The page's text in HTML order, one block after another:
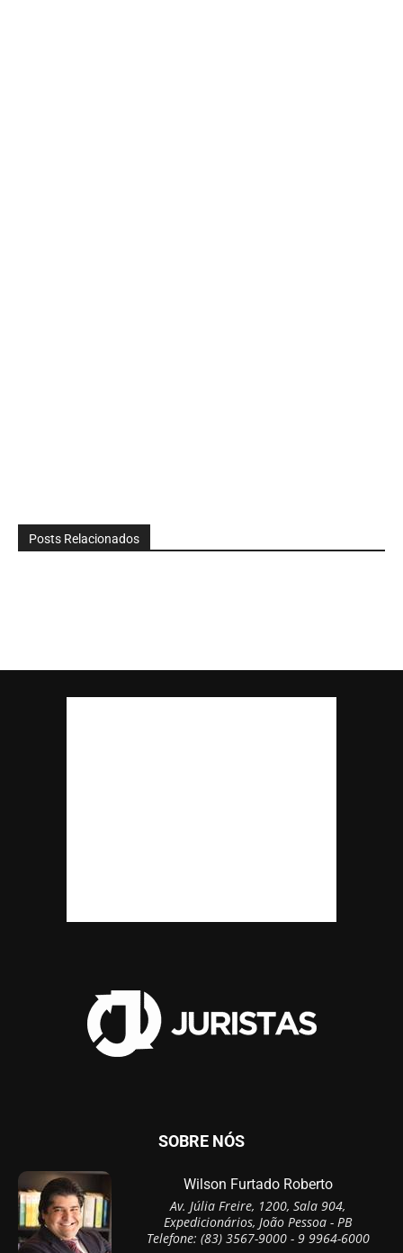
Posts Relacionados
SOBRE NÓS
Wilson Furtado Roberto
Av. Júlia Freire, 1200, Sala 904,
Expedicionários, João Pessoa - PB
Telefone: (83) 3567-9000 - 9 9964-6000